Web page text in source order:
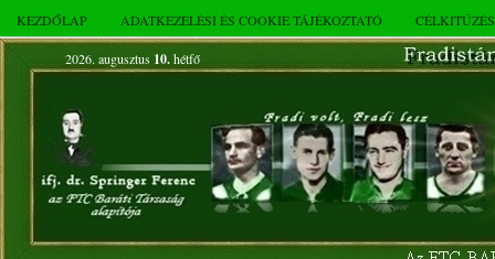
KEZDŐLAP ADATKEZELÉSI ÉS COOKIE TÁJÉKOZTATÓ
2026. augusztus 10.hétfő